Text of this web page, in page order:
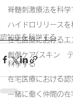
脊髄刺激療法を科学
ハイドロリリースを
在宅医療におけるエ
創傷ケア(スキン
科学する
在宅医療における認
一緒に働く仲間の在
認知症を科学する